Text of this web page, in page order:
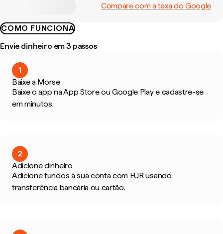
Compare com a taxa do Google
COMO FUNCIONA
Envie dinheiro em 3 passos
1
Baixe a Morse
Baixe o app na App Store ou Google Play e cadastre-se
em minutos.
2
Adicione dinheiro
Adicione fundos à sua conta com EUR usando
transferência bancária ou cartão.